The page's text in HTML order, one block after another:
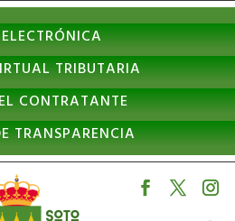
TRIBUTARIA
CONTRATANTE
TRANSPARENCIA